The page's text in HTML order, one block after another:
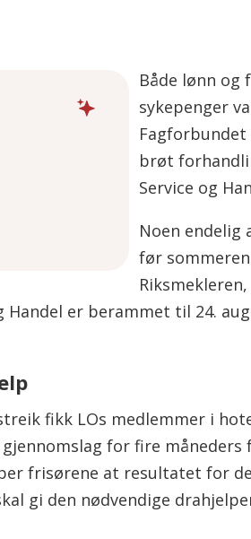
av
Både lønn
sykepenger
Fagforbundet
brøt
Service og
Noen endelig
før
Handel er berammet til 24.
fikk LOs medlemmer i
for fire
frisørene at resultatet for
gi den nødvendige